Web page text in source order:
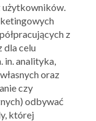
użytkowników.
z
dla celu
in. analityka,
oraz
czy
odbywać
której